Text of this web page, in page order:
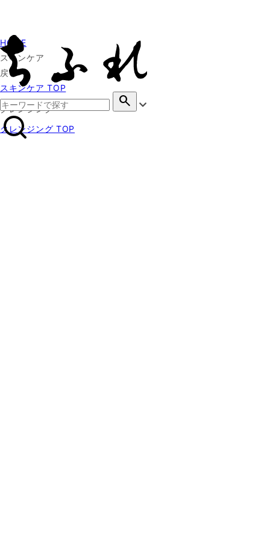
search
HOME
スキンケア
戻る
スキンケア TOP
クレンジング
クレンジング TOP